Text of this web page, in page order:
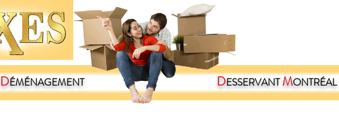
DÉMÉNAGEMENT DESSERVANTMONTRÉAL